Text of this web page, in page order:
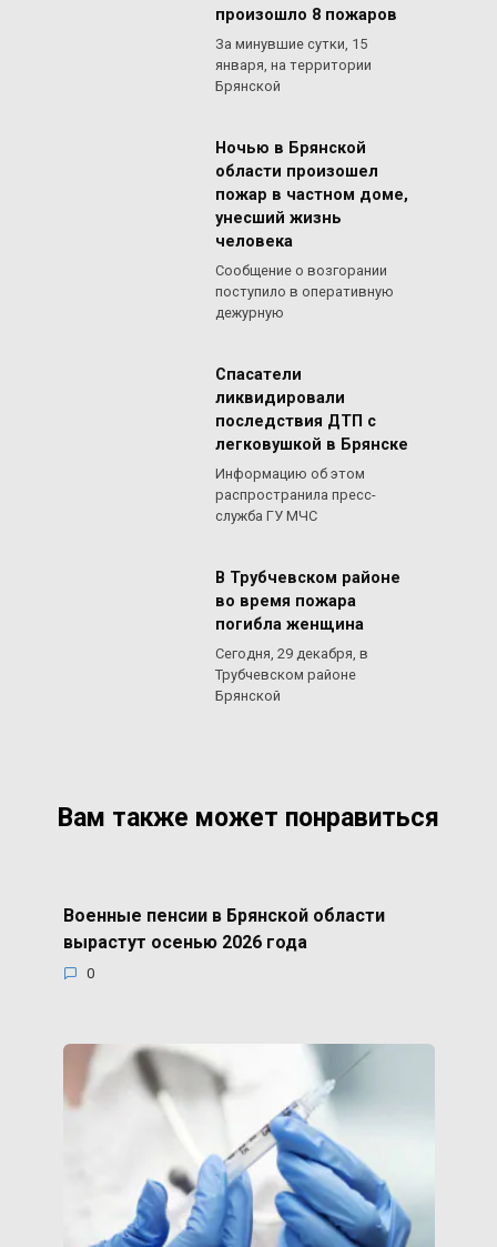
произошло 8 пожаров
За минувшие сутки, 15
января, на территории
Брянской
Ночью в Брянской
области произошел
пожар в частном доме,
унесший жизнь
человека
Сообщение о возгорании
поступило в оперативную
дежурную
Спасатели
ликвидировали
последствия ДТП с
легковушкой в Брянске
Информацию об этом
распространила пресс-
служба ГУ МЧС
В Трубчевском районе
во время пожара
погибла женщина
Сегодня, 29 декабря, в
Трубчевском районе
Брянской
Вам также может понравиться
Военные пенсии в Брянской области
вырастут осенью 2026 года
0